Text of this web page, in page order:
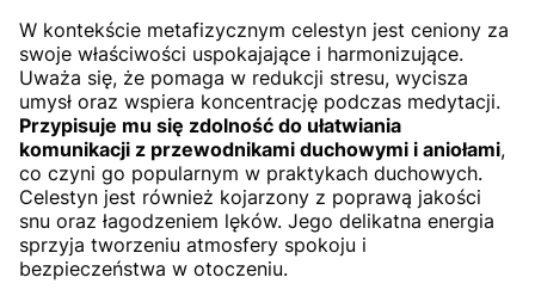
W kontekście metafizycznym celestyn jest ceniony za
swoje właściwości uspokajające i harmonizujące.
Uważa się, że pomaga w redukcji stresu, wycisza
umysł oraz wspiera koncentrację podczas medytacji.
Przypisuje mu się zdolność do ułatwiania
komunikacji z przewodnikami duchowymi i aniołami,
co czyni go popularnym w praktykach duchowych.
Celestyn jest również kojarzony z poprawą jakości
snu oraz łagodzeniem lęków. Jego delikatna energia
sprzyja tworzeniu atmosfery spokoju i
bezpieczeństwa w otoczeniu.